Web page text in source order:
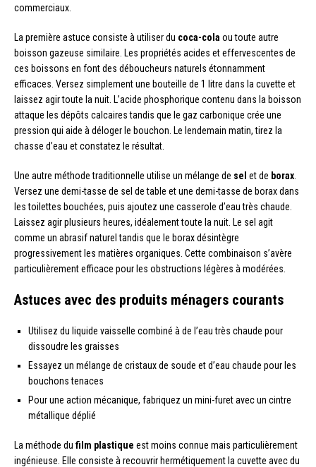
commerciaux.
La première astuce consiste à utiliser du coca-cola ou toute autre
boisson gazeuse similaire. Les propriétés acides et effervescentes de
ces boissons en font des déboucheurs naturels étonnamment
efficaces. Versez simplement une bouteille de 1 litre dans la cuvette et
laissez agir toute la nuit. L’acide phosphorique contenu dans la boisson
attaque les dépôts calcaires tandis que le gaz carbonique crée une
pression qui aide à déloger le bouchon. Le lendemain matin, tirez la
chasse d’eau et constatez le résultat.
Une autre méthode traditionnelle utilise un mélange de sel et de borax
Versez une demi-tasse de sel de table et une demi-tasse de borax dans
les toilettes bouchées, puis ajoutez une casserole d’eau très chaude.
Laissez agir plusieurs heures, idéalement toute la nuit. Le sel agit
comme un abrasif naturel tandis que le borax désintègre
progressivement les matières organiques. Cette combinaison s’avère
particulièrement efficace pour les obstructions légères à modérées.
Astuces avec des produits ménagers courants
Utilisez du liquide vaisselle combiné à de l’eau très chaude pour
dissoudre les graisses
Essayez un mélange de cristaux de soude et d’eau chaude pour les
bouchons tenaces
Pour une action mécanique, fabriquez un mini-furet avec un cintre
métallique déplié
La méthode du film plastique est moins connue mais particulièrement
ingénieuse. Elle consiste à recouvrir hermétiquement la cuvette avec du